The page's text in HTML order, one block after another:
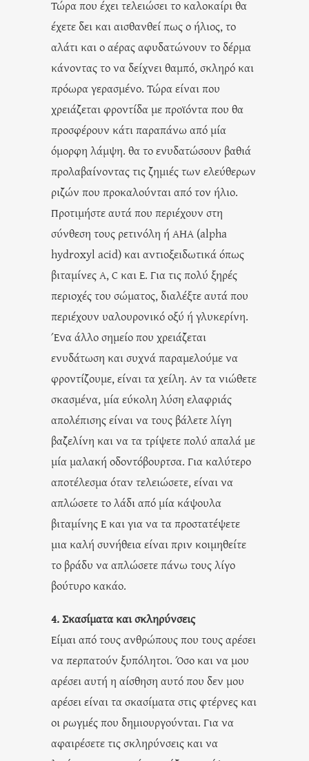
Τώρα που έχει τελειώσει το καλοκαίρι θα
έχετε δει και αισθανθεί πως ο ήλιος, το
αλάτι και ο αέρας αφυδατώνουν το δέρμα
κάνοντας το να δείχνει θαμπό, σκληρό και
πρόωρα γερασμένο. Τώρα είναι που
χρειάζεται φροντίδα με προϊόντα που θα
προσφέρουν κάτι παραπάνω από μία
όμορφη λάμψη. θα το ενυδατώσουν βαθιά
προλαβαίνοντας τις ζημιές των ελεύθερων
ριζών που προκαλούνται από τον ήλιο.
Προτιμήστε αυτά που περιέχουν στη
σύνθεση τους ρετινόλη ή AHA (alpha
hydroxyl acid) και αντιοξειδωτικά όπως
βιταμίνες Α, C και Ε. Για τις πολύ ξηρές
περιοχές του σώματος, διαλέξτε αυτά που
περιέχουν υαλουρονικό οξύ ή γλυκερίνη.
Ένα άλλο σημείο που χρειάζεται
ενυδάτωση και συχνά παραμελούμε να
φροντίζουμε, είναι τα χείλη. Αν τα νιώθετε
σκασμένα, μία εύκολη λύση ελαφριάς
απολέπισης είναι να τους βάλετε λίγη
βαζελίνη και να τα τρίψετε πολύ απαλά με
μία μαλακή οδοντόβουρτσα. Για καλύτερο
αποτέλεσμα όταν τελειώσετε, είναι να
απλώσετε το λάδι από μία κάψουλα
βιταμίνης Ε και για να τα προστατέψετε
μια καλή συνήθεια είναι πριν κοιμηθείτε
το βράδυ να απλώσετε πάνω τους λίγο
βούτυρο κακάο.
4. Σκασίματα και σκληρύνσεις
Είμαι από τους ανθρώπους που τους αρέσει
να περπατούν ξυπόλητοι. Όσο και να μου
αρέσει αυτή η αίσθηση αυτό που δεν μου
αρέσει είναι τα σκασίματα στις φτέρνες και
οι ρωγμές που δημιουργούνται. Για να
αφαιρέσετε τις σκληρύνσεις και να